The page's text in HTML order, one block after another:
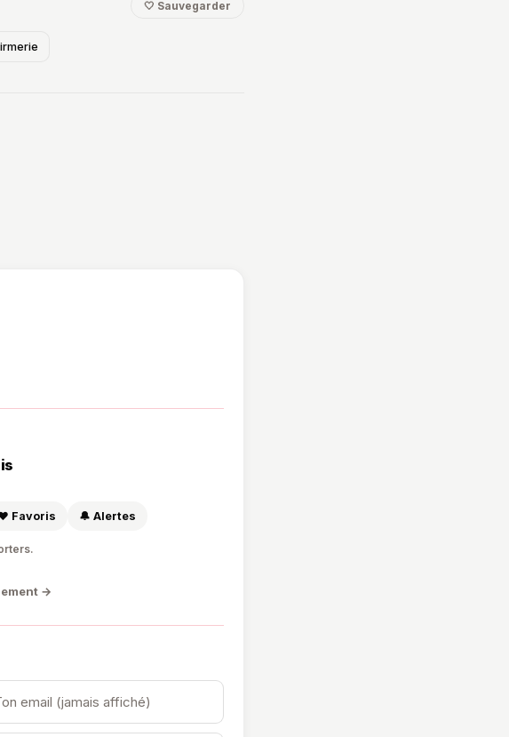
🤍 Sauvegarder
Favoris 🔔 Alertes
→